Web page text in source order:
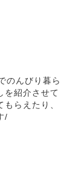
のんびり暮ら
を紹介させて
らえたり、
/